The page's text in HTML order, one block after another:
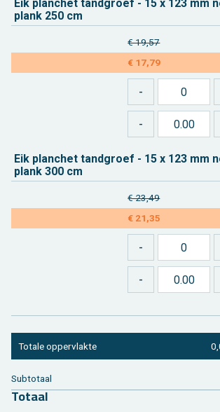
Eik plan­chet tand­groef - 15 x 123 mm
plank 250 cm
€ 19,57
€ 17,79
Eik plan­chet tand­groef - 15 x 123 mm
plank 300 cm
€ 23,49
€ 21,35
To­ta­le op­per­vlak­te
Sub­to­taal
To­taal